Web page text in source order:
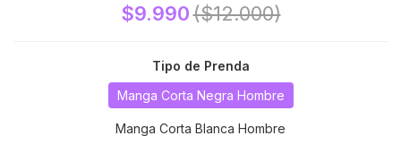
$9.990($12.000)
Tipo de Prenda
Manga Corta Negra Hombre
Manga Corta Blanca Hombre